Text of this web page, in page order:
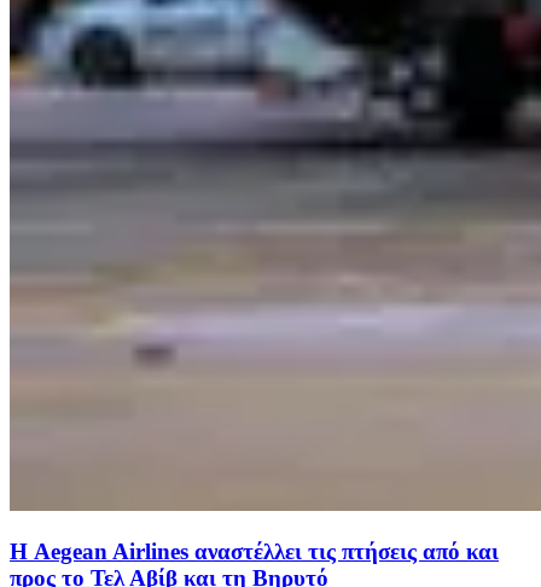
Η Aegean Airlines αναστέλλει τις πτήσεις από και
προς το Τελ Αβίβ και τη Βηρυτό